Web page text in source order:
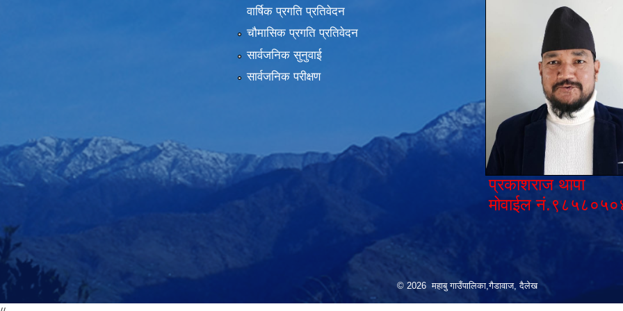
वार्षिक प्रगति प्रतिवेदन
चौमासिक प्रगति प्रतिवेदन
सार्वजनिक सुनुवाई
सार्वजनिक परीक्षण
प्रकाशराज थापा
मोवाईल
© 2026 महाबु गाउँपालिका,गैडावाज, दैलेख